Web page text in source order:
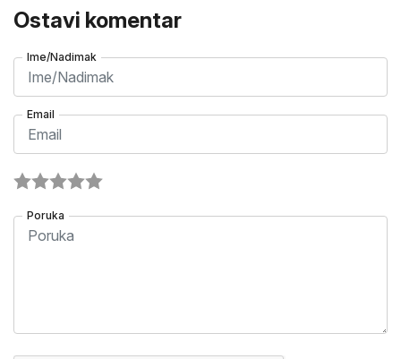
Ostavi komentar
Ime/Nadimak
Email
Poruka